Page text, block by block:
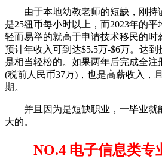
由于本地幼教老师的短缺，刚持
是25纽币每小时以上，而2023年的
轻而易举的就高于申请技术移民的时
预计年收入可到达$5.5万-$6万。达
是相当轻松的。如果两年后完成全注
(税前人民币37万)，也是高薪收入，
期。
并且因为是短缺职业，一毕业就
大的。
NO.4 电子信息类专